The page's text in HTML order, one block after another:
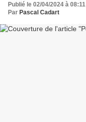
Publié le 02/04/2024 à 08:11
Par Pascal Cadart